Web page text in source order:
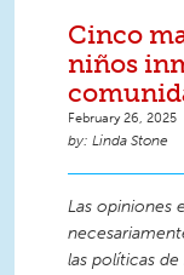
Cinco
niños
February 26, 2025
Linda Stone
Las opiniones
las políticas